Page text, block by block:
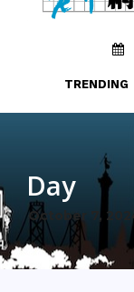
TRENDING
Day
October 7,